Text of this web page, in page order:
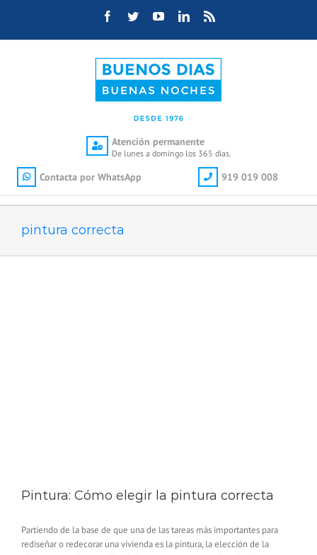
Facebook
TwitterYouTubeLinkedIn
Atención permanente
De lunes a domingo los 365 días.
Contacta por WhatsApp 919 019 008
pintura correcta
Pintura: Cómo elegir la pintura correcta
Partiendo de la base de que una de las tareas más importantes para
rediseñar o redecorar una vivienda es la pintura, la elección de la